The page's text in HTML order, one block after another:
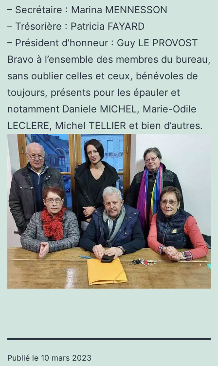
– Secrétaire : Marina MENNESSON
– Trésorière : Patricia FAYARD
– Président d’honneur : Guy LE PROVOST
Bravo à l’ensemble des membres du bureau,
sans oublier celles et ceux, bénévoles de
toujours, présents pour les épauler et
notamment Daniele MICHEL, Marie-Odile
LECLERE, Michel TELLIER et bien d’autres.
Publié le 10 mars 2023